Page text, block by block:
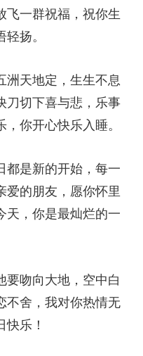
飞一群祝福，祝你生
扬。
洲天地定，生生不息
刀切下喜与悲，乐事
你开心快乐入睡。
都是新的开始，每一
爱的朋友，愿你怀里
天，你是最灿烂的一
要吻向大地，空中白
不舍，我对你热情无
乐！